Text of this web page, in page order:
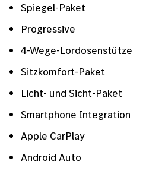
Spiegel-Paket
Progressive
4-Wege-Lordosenstütze
Sitzkomfort-Paket
Licht- und Sicht-Paket
Smartphone Integration
Apple CarPlay
Android Auto